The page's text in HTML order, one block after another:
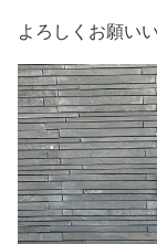
よろしくお願い